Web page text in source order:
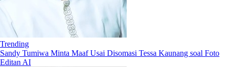
Trending
Sandy Tumiwa Minta Maaf Usai Disomasi Tessa Kaunang soal Foto
Editan AI